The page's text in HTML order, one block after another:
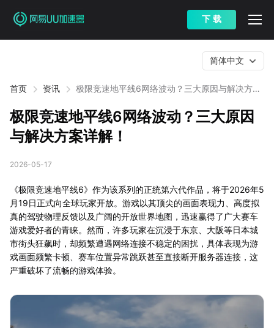
下 载
首页 资讯
极限竞速地平线6网络波动？三大原因与解决方案
简体中文
极限竞速地平线6网络波动？三大原因
与解决方案详解！
2026-05-17
《极限竞速地平线6》作为该系列的正统第六代作品，将于2026年5
月19日正式向全球玩家开放。游戏以其顶尖的画面表现力、高度拟
真的驾驶物理反馈以及广阔的开放世界地图，迅速赢得了广大赛车
游戏爱好者的青睐。然而，许多玩家在沉浸于东京、大阪等日本城
市街头狂飙时，却频繁遭遇网络连接不稳定的困扰，具体表现为游
戏画面频繁卡顿、赛车位置异常跳跃甚至直接断开服务器连接，这
严重破坏了流畅的游戏体验。